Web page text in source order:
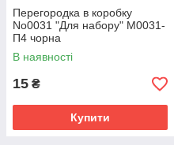
Перегородка в коробку
No0031 "Для набору" М0031-
П4 чорна
В наявності
15 ₴
Купити